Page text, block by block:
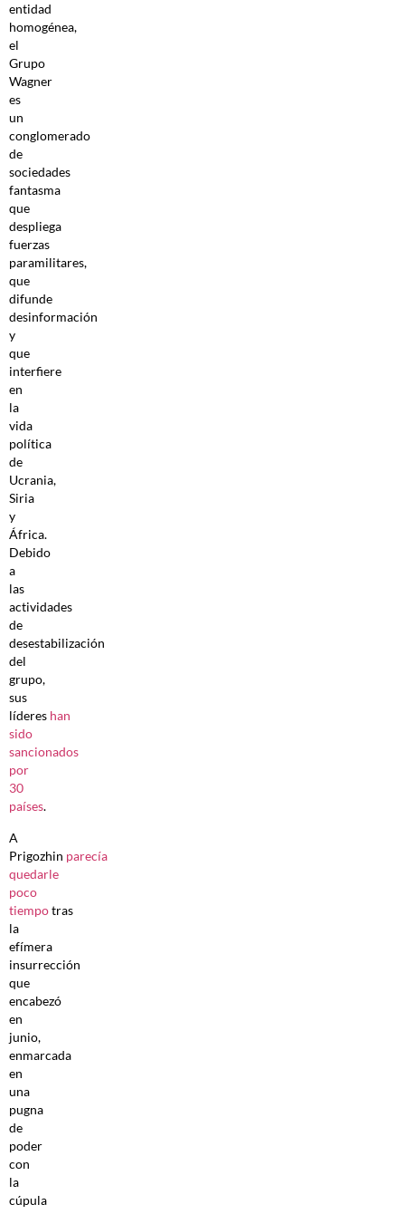
entidad
homogénea,
el
Grupo
Wagner
es
un
conglomerado
de
sociedades
fantasma
que
despliega
fuerzas
paramilitares,
que
difunde
desinformación
y
que
interfiere
en
la
vida
política
de
Ucrania,
Siria
y
África.
Debido
a
las
actividades
de
desestabilización
del
grupo,
sus
líderes han
sido
sancionados
por
30
países.
A
Prigozhin parecía
quedarle
poco
tiempotras
la
efímera
insurrección
que
encabezó
en
junio,
enmarcada
en
una
pugna
de
poder
con
la
cúpula